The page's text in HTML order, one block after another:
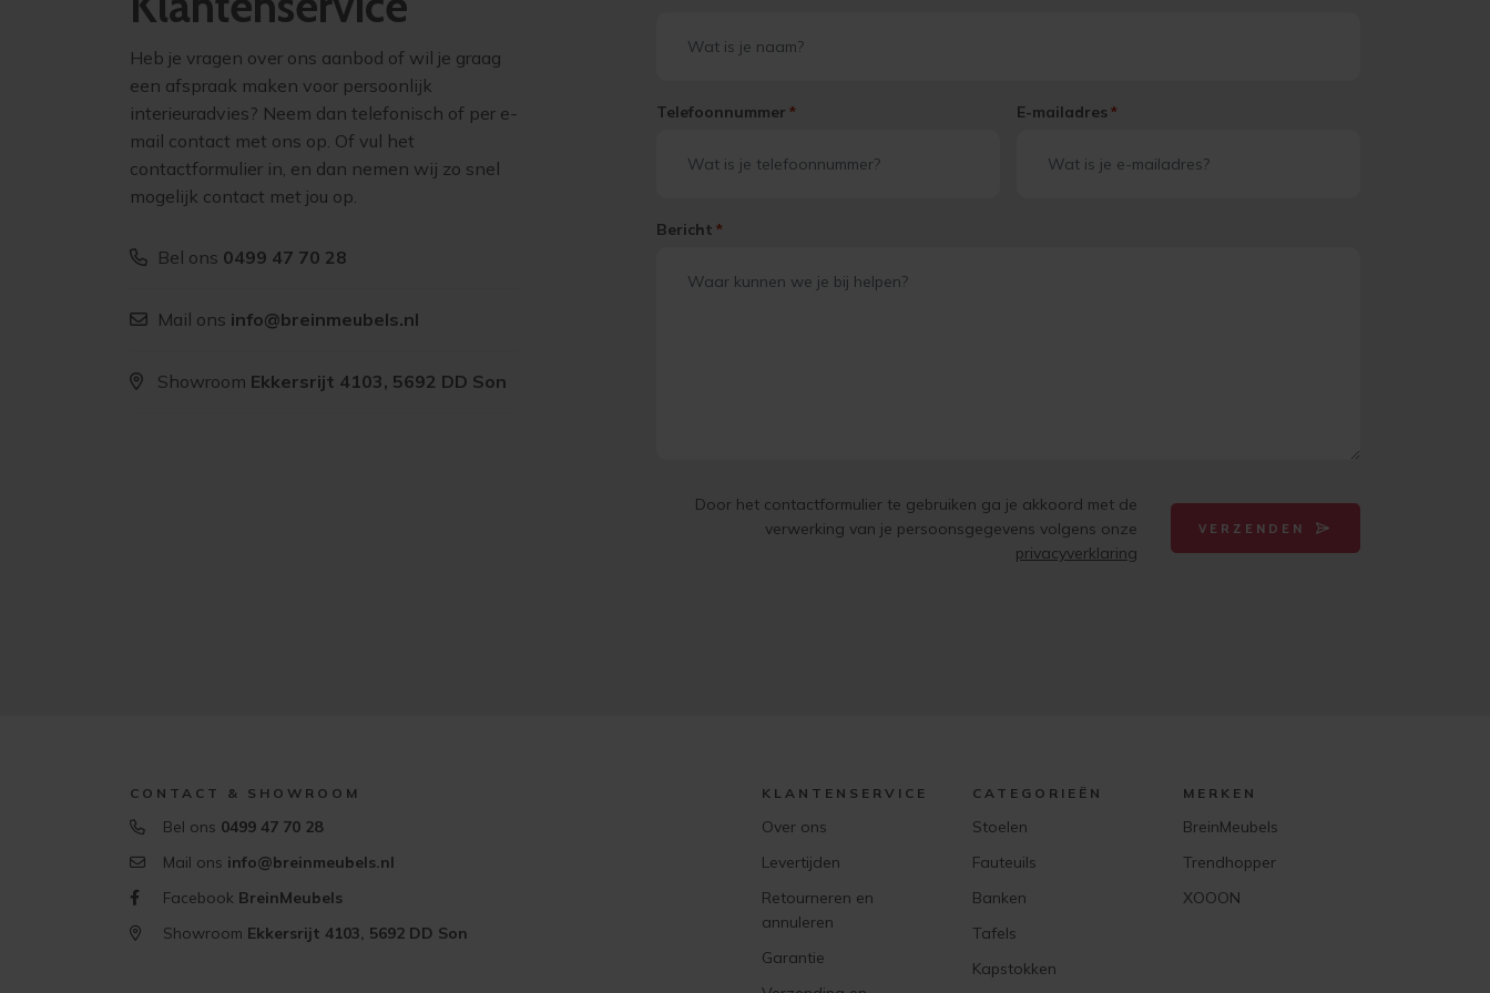
Heb je vragen over ons aanbod of wil je graag
een afspraak maken voor persoonlijk
interieuradvies? Neem dan telefonisch of per e-
mail contact met ons op. Of vul het
contactformulier in, en dan nemen wij zo snel
mogelijk contact met jou op.
Bel ons 0499 47 70 28
Mail ons info@breinmeubels.nl
Showroom Ekkersrijt 4103, 5692 DD Son
Telefoonnummer * E-mailadres *
Bericht *
Door het contactformulier te gebruiken ga je akkoord met de
verwerking van je persoonsgegevens volgens onze
privacyverklaring
VERZENDEN
CONTACT & SHOWROOM
Bel ons 0499 47 70 28
Mail ons info@breinmeubels.nl
Facebook BreinMeubels
Showroom Ekkersrijt 4103, 5692 DD Son
KLANTENSERVICE
Over ons
Levertijden
Retourneren en
annuleren
Garantie
CATEGORIEËN
Stoelen
Fauteuils
Banken
Tafels
Kapstokken
MERKEN
BreinMeubels
Trendhopper
XOOON